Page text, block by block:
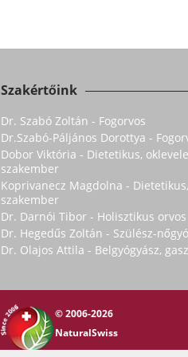
Szakértőink
Dr. Szabó Zoltán - Fogorvos
Dr.Szabó-Páljános Dorottya -
Dobor Viktória - Dietetikus,
szakember
Koprivanecz Magdolna -
szakember
Dr. Darnói Tibor - Holisztikus orvos
Dr. Hegedűs Zoltán - Szülész-
Dr. Olajos Attila - Belgyógyász,
© 2006-2026
NaturalSwiss